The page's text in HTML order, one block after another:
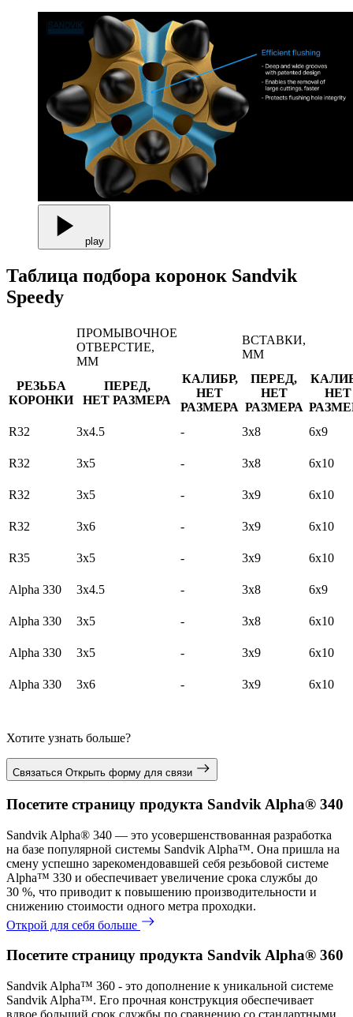
play
Таблица подбора коронок Sandvik
Speedy
ПРОМЫВОЧНОЕ
ОТВЕРСТИЕ,
ММ
ВСТАВКИ,
ММ
РЕЗЬБА
КОРОНКИ
ПЕРЕД,
НЕТ РАЗМЕРА
КАЛИБР,
НЕТ
РАЗМЕРА
ПЕРЕД,
НЕТ
РАЗМЕРА
НЕТ
R32
3x4.5 - 3x8 6x9
R32 3x5 - 3x8 6x10
R32 3x5 - 3x9 6x10
R32 3x6 - 3x9 6x10
R35 3x5 - 3x9 6x10
Alpha 330 3x4.5 - 3x8 6x9
Alpha 330 3x5 - 3x8 6x10
Alpha 330 3x5 - 3x9 6x10
Alpha 330 3x6 - 3x9 6x10
Хотите узнать больше?
Связаться Открыть форму для связи
Посетите страницу продукта Sandvik Alpha® 340
Sandvik Alpha® 340 — это усовершенствованная разработка
на базе популярной системы Sandvik Alpha™. Она пришла на
смену успешно зарекомендовавшей себя резьбовой системе
Alpha™ 330 и обеспечивает увеличение срока службы до
30 %, что приводит к повышению производительности и
снижению стоимости одного метра проходки.
Открой для себя больше
Посетите страницу продукта Sandvik Alpha® 360
Sandvik Alpha™ 360 - это дополнение к уникальной системе
Sandvik Alpha™. Его прочная конструкция обеспечивает
вдвое больший срок службы по сравнению со стандартными